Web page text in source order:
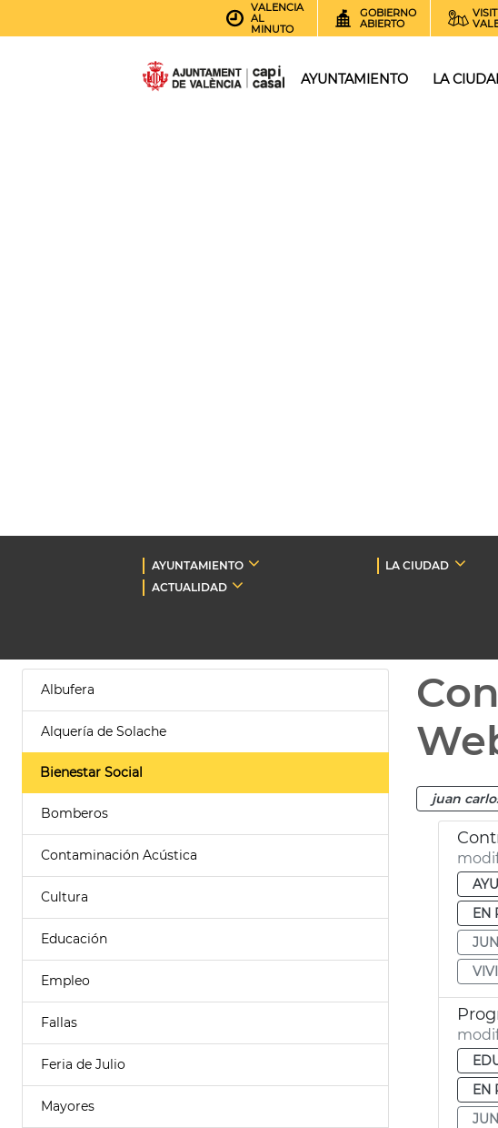
VALENCIA
AL
MINUTO
GOBIERNO
ABIERTO
VISIT
AYUNTAMIENTO LA
AYUNTAMIENTO LA CIUDAD
ACTUALIDAD
Albufera
Alquería de Solache
Bienestar Social
Bomberos
Contaminación Acústica
Cultura
Educación
Empleo
Fallas
Feria de Julio
Mayores
juan
EN
EN